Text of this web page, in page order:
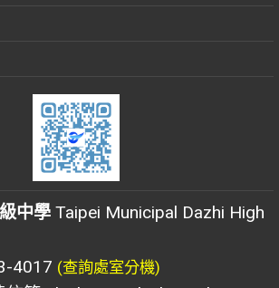
中學 Taipei Municipal Dazhi High
4017 (查詢處室分機)